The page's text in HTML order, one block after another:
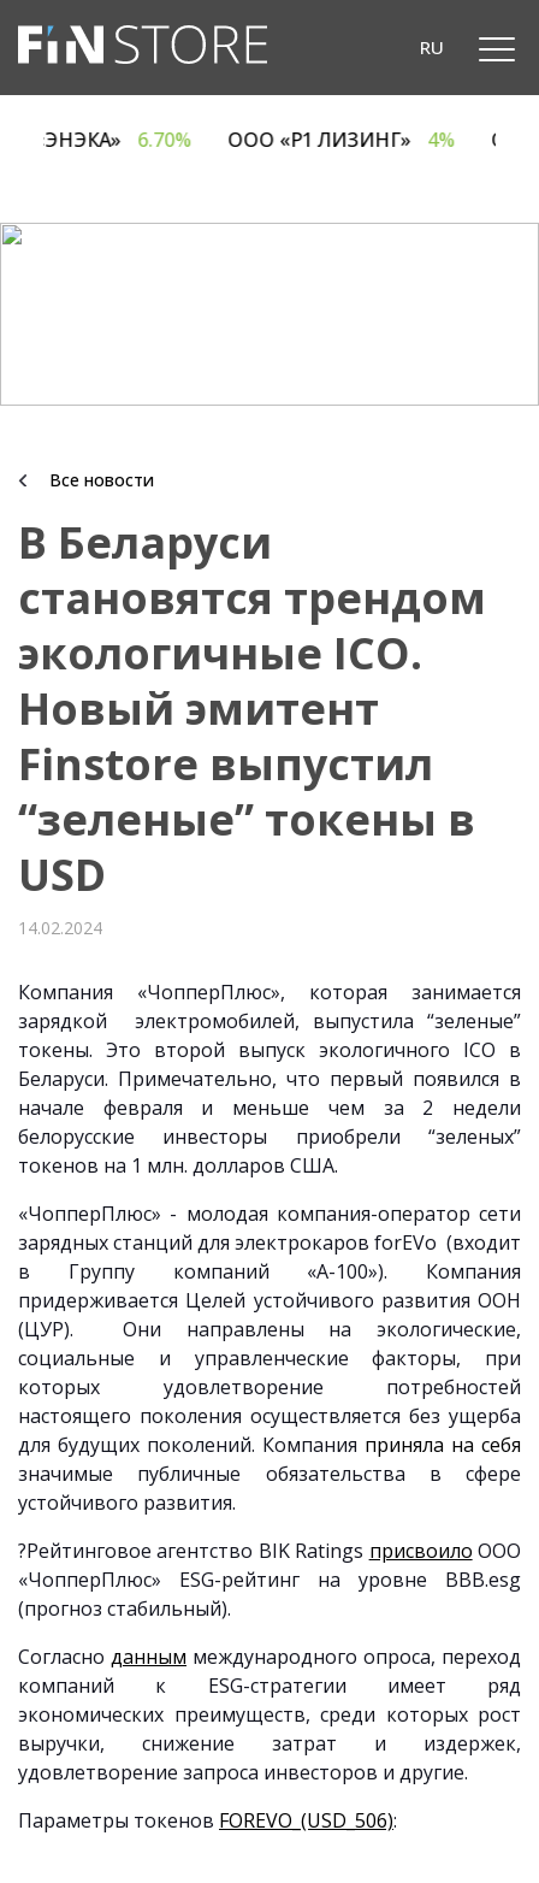
RU
«ЭНЭКА» 6.70% ООО «Р1 ЛИЗИНГ» 4%
Все новости
В Беларуси
становятся трендом
экологичные ICO.
Новый эмитент
Finstore выпустил
“зеленые” токены в
USD
14.02.2024
Компания «ЧопперПлюс», которая занимается
зарядкой электромобилей, выпустила “зеленые”
токены. Это второй выпуск экологичного ICO в
Беларуси. Примечательно, что первый появился в
начале февраля и меньше чем за 2 недели
белорусские инвесторы приобрели “зеленых”
токенов на 1 млн. долларов США.
«ЧопперПлюс» - молодая компания-оператор сети
зарядных станций для электрокаров forEVo (входит
в Группу компаний «А-100»). Компания
придерживается Целей устойчивого развития ООН
(ЦУР). Они направлены на экологические,
социальные и управленческие факторы, при
которых удовлетворение потребностей
настоящего поколения осуществляется без ущерба
для будущих поколений. Компания приняла на себя
значимые публичные обязательства в сфере
устойчивого развития.
?Рейтинговое агентство BIK Ratings присвоило ООО
«ЧопперПлюс» ESG-рейтинг на уровне BBB.esg
(прогноз стабильный).
Согласно данным международного опроса, переход
компаний к ESG-стратегии имеет ряд
экономических преимуществ, среди которых рост
выручки, снижение затрат и издержек,
удовлетворение запроса инвесторов и другие.
Параметры токенов FOREVO_(USD_506):